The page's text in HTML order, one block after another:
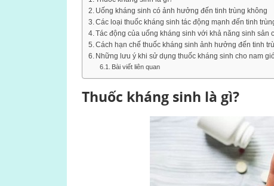
Uống kháng sinh có ảnh hưởng đến tinh trùng không
Các loại thuốc kháng sinh tác động mạnh đến tinh
Tác động của uống kháng sinh với khả năng sinh sản
Cách hạn chế thuốc kháng sinh ảnh hưởng đến tinh
Những lưu ý khi sử dụng thuốc kháng sinh cho nam
Bài viết liên quan
Thuốc kháng sinh là gì?